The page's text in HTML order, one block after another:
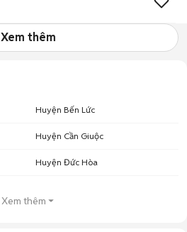
Xem thêm
Huyện Bến Lức
Huyện Cần Giuộc
Huyện Đức Hòa
Xem thêm